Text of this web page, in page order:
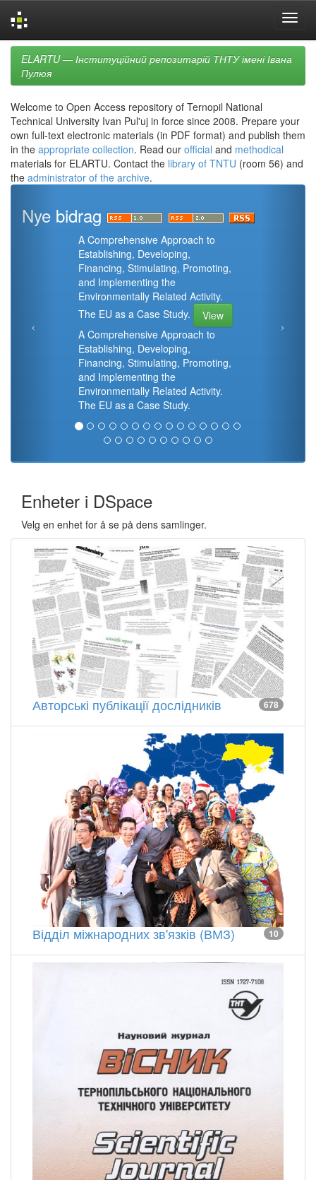
Skip
navigation
ELARTU — Інституційний репозитарій ТНТУ імені Івана
Пулюя
Welcome to Open Access repository of Ternopil National
Technical University Ivan Pul'uj in force since 2008. Prepare your
own full-text electronic materials (in PDF format) and publish them
in the appropriate collection. Read our official and methodical
materials for ELARTU. Contact the library of TNTU (room 56) and
the administrator of the archive.
Nye bidrag
A Comprehensive Approach to
Establishing, Developing,
Financing, Stimulating, Promoting,
and Implementing the
Environmentally Related Activity.
The EU as a Case Study.
View
A Comprehensive Approach to
Establishing, Developing,
Financing, Stimulating, Promoting,
and Implementing the
Environmentally Related Activity.
The EU as a Case Study.
Enheter i DSpace
Velg en enhet for å se på dens samlinger.
Авторські публікації дослідників 678
Відділ міжнародних зв'язків (ВМЗ) 10